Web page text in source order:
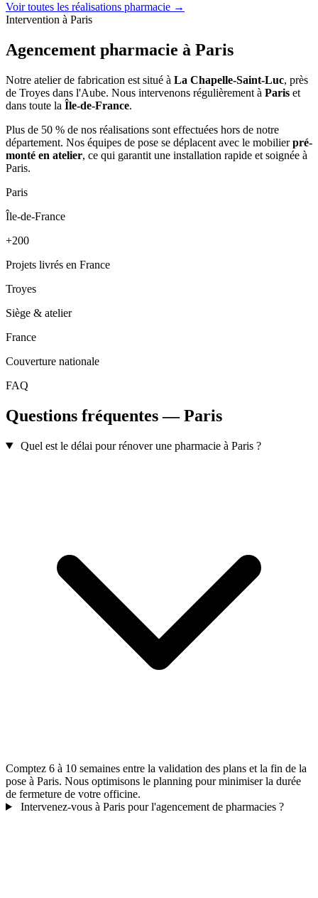
Voir toutes les réalisations pharmacie →
Intervention à Paris
Agencement pharmacie à Paris
Notre atelier de fabrication est situé à La Chapelle-Saint-Luc, près
de Troyes dans l'Aube. Nous intervenons régulièrement à Paris et
dans toute la Île-de-France.
Plus de 50 % de nos réalisations sont effectuées hors de notre
département. Nos équipes de pose se déplacent avec le mobilierpré-
monté en atelier, ce qui garantit une installation rapide et soignée à
Paris.
Paris
Île-de-France
+200
Projets livrés en France
Troyes
Siège & atelier
France
Couverture nationale
FAQ
Questions fréquentes — Paris
Quel est le délai pour rénover une pharmacie à Paris ?
Comptez 6 à 10 semaines entre la validation des plans et la fin de la
pose à Paris. Nous optimisons le planning pour minimiser la durée
de fermeture de votre officine.
Intervenez-vous à Paris pour l'agencement de pharmacies ?